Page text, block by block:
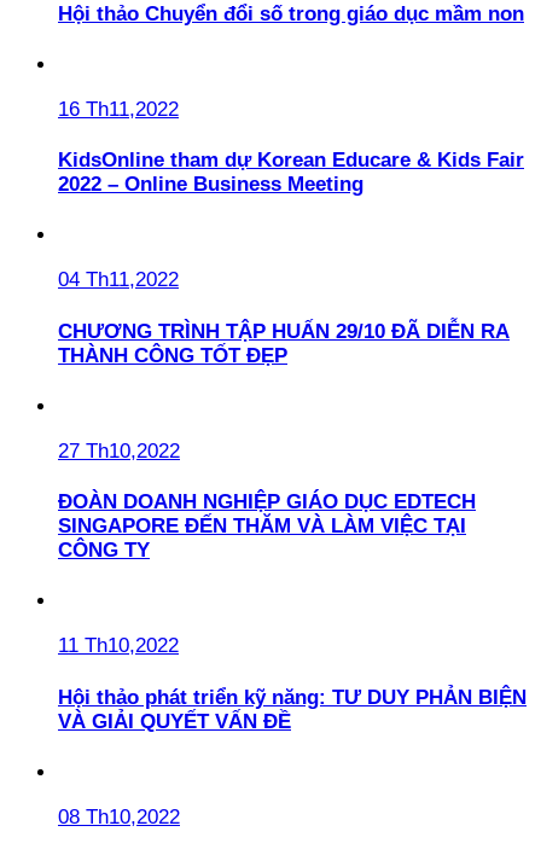
Hội thảo Chuyển đổi số trong giáo dục mầm non
16 Th11,2022
KidsOnline tham dự Korean Educare & Kids Fair
2022 – Online Business Meeting
04 Th11,2022
CHƯƠNG TRÌNH TẬP HUẤN 29/10 ĐÃ DIỄN RA
THÀNH CÔNG TỐT ĐẸP
27 Th10,2022
ĐOÀN DOANH NGHIỆP GIÁO DỤC EDTECH
SINGAPORE ĐẾN THĂM VÀ LÀM VIỆC TẠI
CÔNG TY
11 Th10,2022
Hội thảo phát triển kỹ năng: TƯ DUY PHẢN BIỆN
VÀ GIẢI QUYẾT VẤN ĐỀ
08 Th10,2022